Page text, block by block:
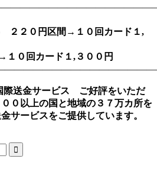
) ２２０円区間→１０回カード１,
１０回カード１,３００円
際送金サービス ご好評をいただ
０以上の国と地域の３７万カ所を
サービスをご提供しています。